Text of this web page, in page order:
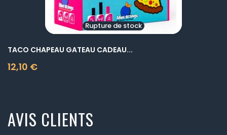
Rupture de stock
TACO CHAPEAU GATEAU CADEAU...
12,10 €
Prix
AVIS CLIENTS